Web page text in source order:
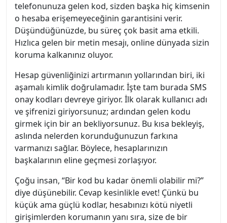
telefonunuza gelen kod, sizden başka hiç kimsenin
o hesaba erişemeyeceğinin garantisini verir.
Düşündüğünüzde, bu süreç çok basit ama etkili.
Hızlıca gelen bir metin mesajı, online dünyada sizin
koruma kalkanınız oluyor.
Hesap güvenliğinizi artırmanın yollarından biri, iki
aşamalı kimlik doğrulamadır. İşte tam burada SMS
onay kodları devreye giriyor. İlk olarak kullanıcı adı
ve şifrenizi giriyorsunuz; ardından gelen kodu
girmek için bir an bekliyorsunuz. Bu kısa bekleyiş,
aslında nelerden korunduğunuzun farkına
varmanızı sağlar. Böylece, hesaplarınızın
başkalarının eline geçmesi zorlaşıyor.
Çoğu insan, “Bir kod bu kadar önemli olabilir mi?”
diye düşünebilir. Cevap kesinlikle evet! Çünkü bu
küçük ama güçlü kodlar, hesabınızı kötü niyetli
girişimlerden korumanın yanı sıra, size de bir